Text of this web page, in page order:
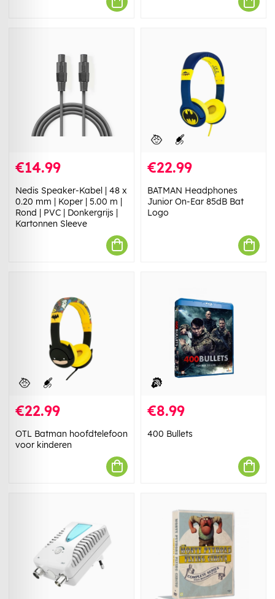
€14.99
Nedis Speaker-Kabel | 48 x
0.20 mm | Koper | 5.00 m |
Rond | PVC | Donkergrijs |
Kartonnen Sleeve
€22.99
BATMAN Headphones
Junior On-Ear 85dB Bat
Logo
€22.99
OTL Batman hoofdtelefoon
voor kinderen
€8.99
400 Bullets